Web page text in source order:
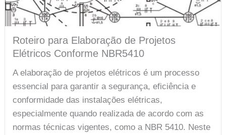
Roteiro para Elaboração de Projetos
Elétricos Conforme NBR5410
A elaboração de projetos elétricos é um processo
essencial para garantir a segurança, eficiência e
conformidade das instalações elétricas,
especialmente quando realizada de acordo com as
normas técnicas vigentes, como a NBR 5410. Neste